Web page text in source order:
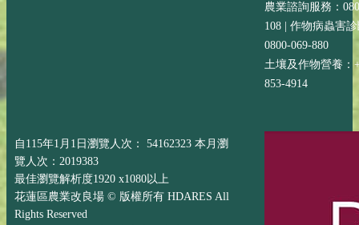
農業諮詢服務：
108 | 作物病蟲害
0800-069-880
土壤及作物營養：
853-4914
自115年1月1日瀏覽人次： 54162323 本月瀏
覽人次：2019383
最佳瀏覽解析度1920 x1080以上
花蓮區農業改良場 © 版權所有 HDARES All
Rights Reserved